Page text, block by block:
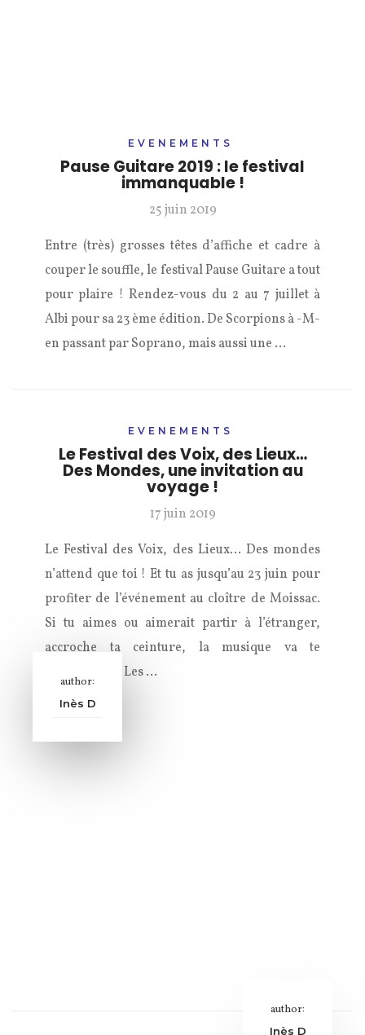
EVENEMENTS
Pause Guitare 2019 : le festival
immanquable !
25 juin 2019
Entre (très) grosses têtes d’affiche et cadre à
couper le souffle, le festival Pause Guitare a tout
pour plaire ! Rendez-vous du 2 au 7 juillet à
Albi pour sa 23 ème édition. De Scorpions à -M-
en passant par Soprano, mais aussi une …
EVENEMENTS
Le Festival des Voix, des Lieux…
Des Mondes, une invitation au
voyage !
17 juin 2019
Le Festival des Voix, des Lieux… Des mondes
n’attend que toi ! Et tu as jusqu’au 23 juin pour
profiter de l’événement au cloître de Moissac.
Si tu aimes ou aimerait partir à l’étranger,
accroche ta ceinture, la musique va te
transporter ! Les …
author:
Inès D
author:
Inès D